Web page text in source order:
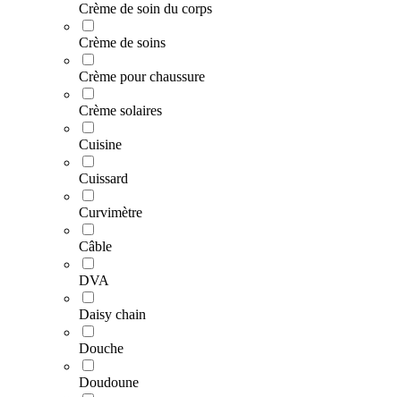
Crème de soin du corps
Crème de soins
Crème pour chaussure
Crème solaires
Cuisine
Cuissard
Curvimètre
Câble
DVA
Daisy chain
Douche
Doudoune